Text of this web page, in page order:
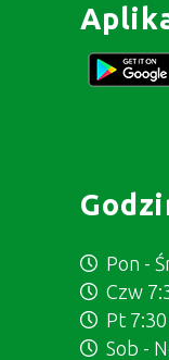
Pon -
Czw
Pt
Sob -